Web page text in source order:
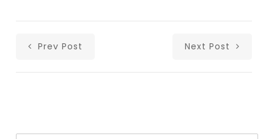
Prev Post Next Post